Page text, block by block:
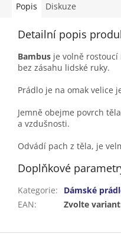
Popis Diskuze
Detailní popis
Bambus je volně
bez zásahu lidské ruky.
Prádlo je na omak velice
Jemně obejme povrch
a vzdušnosti.
Odvádí pach z těla, je
Doplňkové
Kategorie:
Dámské
EAN: Zvolte
Z